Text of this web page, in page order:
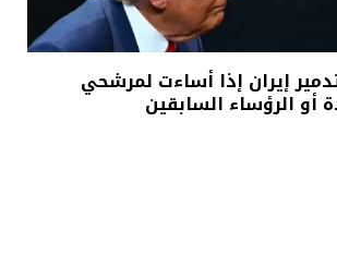
إيران إذا أساءت لمرشحي
أو الرؤساء السابقين